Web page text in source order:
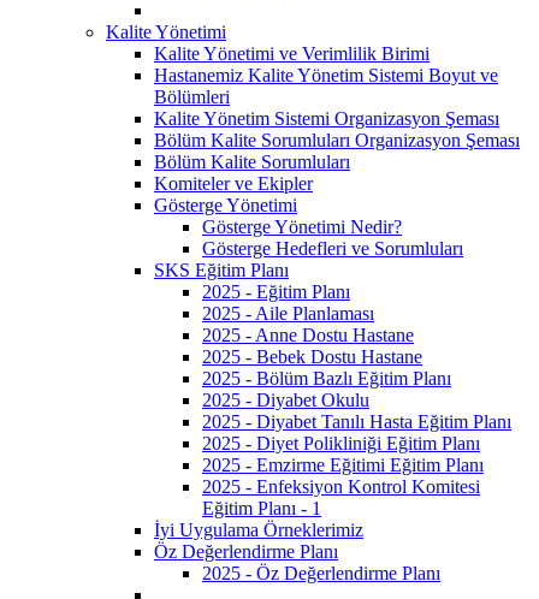
Kalite Yönetimi
Kalite Yönetimi ve Verimlilik Birimi
Hastanemiz Kalite Yönetim Sistemi Boyut ve
Bölümleri
Kalite Yönetim Sistemi Organizasyon Şeması
Bölüm Kalite Sorumluları Organizasyon Şeması
Bölüm Kalite Sorumluları
Komiteler ve Ekipler
Gösterge Yönetimi
Gösterge Yönetimi Nedir?
Gösterge Hedefleri ve Sorumluları
SKS Eğitim Planı
2025 - Eğitim Planı
2025 - Aile Planlaması
2025 - Anne Dostu Hastane
2025 - Bebek Dostu Hastane
2025 - Bölüm Bazlı Eğitim Planı
2025 - Diyabet Okulu
2025 - Diyabet Tanılı Hasta Eğitim Planı
2025 - Diyet Polikliniği Eğitim Planı
2025 - Emzirme Eğitimi Eğitim Planı
2025 - Enfeksiyon Kontrol Komitesi
Eğitim Planı - 1
İyi Uygulama Örneklerimiz
Öz Değerlendirme Planı
2025 - Öz Değerlendirme Planı